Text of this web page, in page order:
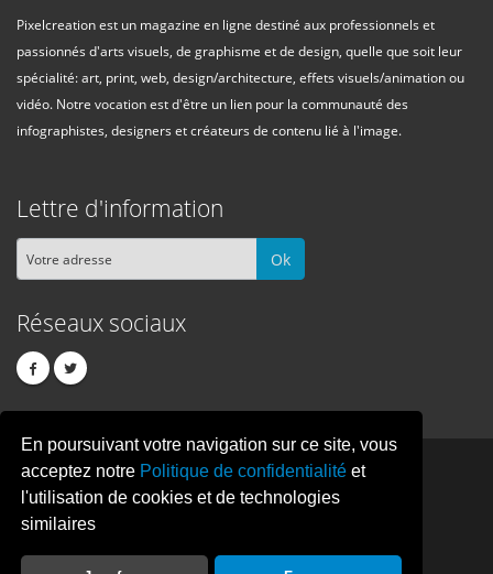
En poursuivant votre navigation sur ce site, vous
acceptez notre Politique de confidentialité et
l'utilisation de cookies et de technologies
similaires
Pixelcreation est un magazine en ligne destiné aux professionnels et
passionnés d'arts visuels, de graphisme et de design, quelle que soit leur
spécialité: art, print, web, design/architecture, effets visuels/animation ou
vidéo. Notre vocation est d'être un lien pour la communauté des
infographistes, designers et créateurs de contenu lié à l'image.
Lettre d'information
Ok
Réseaux sociaux
PIXELCREATION